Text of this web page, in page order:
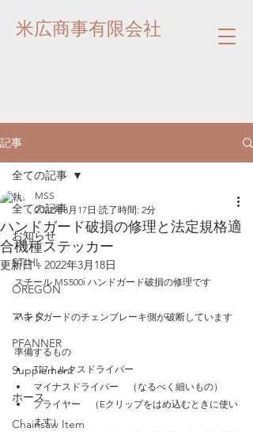
米広商事有限会社
記事
全ての記事
お知らせ
STIHL
OREGON
マキタ
PFANNER
Supplement
ホース
Chainsaw Item
全ての記事
ハンドガード破損の修理と法定規格適
合機種ステッカー
MSS
2022年3月17日 読了時間: 2分
更新日： 2022年3月18日
スチール MS500i ハンドガード破損の修理です
ハンドガードのチェンブレーキ側が破断しています
準備するもの
T27トルクスドライバー
マイナスドライバー　（なるべく細いもの）
プライヤー　（Eクリップをはめ込むときに使い
ます）